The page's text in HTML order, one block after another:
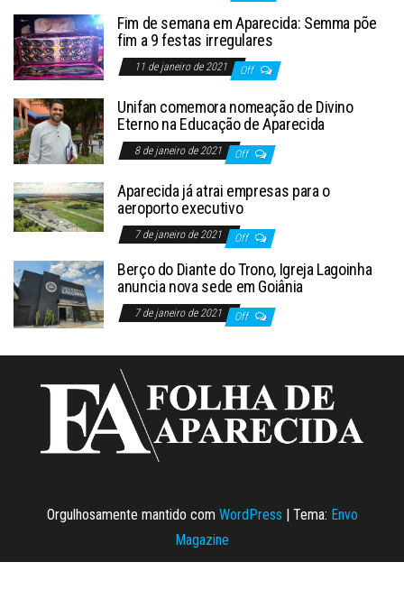
Fim de semana em Aparecida: Semma põe
fim a 9 festas irregulares
11 de janeiro de 2021 Off
Unifan comemora nomeação de Divino
Eterno na Educação de Aparecida
8 de janeiro de 2021 Off
Aparecida já atrai empresas para o
aeroporto executivo
7 de janeiro de 2021 Off
Berço do Diante do Trono, Igreja Lagoinha
anuncia nova sede em Goiânia
7 de janeiro de 2021 Off
Orgulhosamente mantido com WordPress | Tema: Envo
Magazine